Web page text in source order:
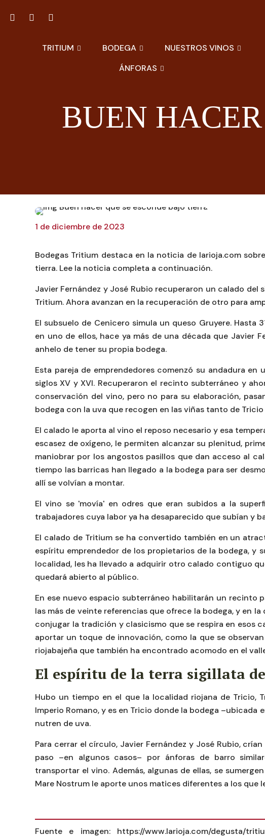
TRITIUM BODEGA
NUESTROS VINOS
ÁNFORAS
BUEN
1 de diciembre de 2023
Bodegas Tritium destaca en la noticia de larioja.com
tierra. Lee la noticia completa a continuación.
Javier Fernández y José Rubio recuperaron un calado del
Tritium. Ahora avanzan en la recuperación de otro para
El subsuelo de Cenicero simula un queso Gruyere. Hasta
en uno de ellos, hace ya más de una década que Javier
anhelo de tener su propia bodega.
Esta pareja de emprendedores comenzó su andadura
siglos XV y XVI. Recuperaron el recinto subterráneo y
conservación del vino, pero no para su elaboración,
bodega con la uva que recogen en las viñas tanto de
El calado le aporta al vino el reposo necesario y esa
escasez de oxígeno, le permiten alcanzar su plenitud,
maniobrar por los angostos pasillos que dan acceso al
tiempo las barricas han llegado a la bodega para ser
allí se volvían a montar.
El vino se 'movía' en odres que eran subidos a la
trabajadores cuya labor ya ha desaparecido que subían y
El calado de Tritium se ha convertido también en un
espíritu emprendedor de los propietarios de la bodega, y
localidad, les ha llevado a adquirir otro calado contiguo
quedará abierto al público.
En ese nuevo espacio subterráneo habilitarán un recinto
las más de veinte referencias que ofrece la bodega, y en
conjugar la tradición y clasicismo que se respira en esos
aportar un toque de innovación, como la que se
riojabajeña que también ha encontrado acomodo en el
El espíritu de la terra sigillata
Hubo un tiempo en el que la localidad riojana de Tricio,
Imperio Romano, y es en Tricio donde la bodega –ubicada
nutren de uva.
Para cerrar el círculo, Javier Fernández y José Rubio,
paso –en algunos casos– por ánforas de barro
transportar el vino. Además, algunas de ellas, se
Mare Nostrum le aporte unos matices diferentes a los que
Fuente e imagen: https://www.larioja.com/degusta/